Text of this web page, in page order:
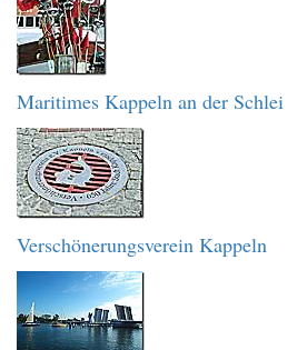
Maritimes Kappeln an der Schlei
Verschönerungsverein Kappeln